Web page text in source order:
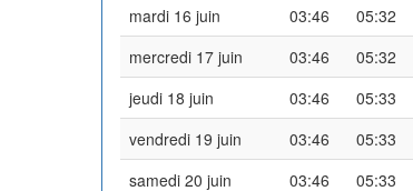
mardi 16 juin
03:46 05:32
mercredi 17 juin
03:46 05:32
jeudi 18 juin
03:46 05:33
vendredi 19 juin
03:46 05:33
samedi 20 juin
03:46 05:33